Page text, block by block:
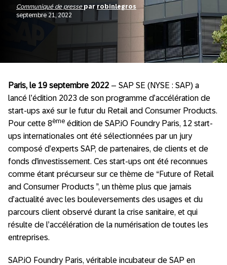
Communiqué de presseparrobinlegros
septembre 21, 2022
Paris, le 19 septembre 2022 – SAP SE (NYSE : SAP) a
lancé l’édition 2023 de son programme d’accélération de
start-ups axé sur le futur du Retail and Consumer Products.
Pour cette 8ème édition de SAP.iO Foundry Paris, 12 start-
ups internationales ont été sélectionnées par un jury
composé d’experts SAP, de partenaires, de clients et de
fonds d’investissement. Ces start-ups ont été reconnues
comme étant précurseur sur ce thème de “Future of Retail
and Consumer Products ”, un thème plus que jamais
d’actualité avec les bouleversements des usages et du
parcours client observé durant la crise sanitaire, et qui
résulte de l’accélération de la numérisation de toutes les
entreprises.
SAP.iO Foundry Paris, véritable incubateur de SAP en